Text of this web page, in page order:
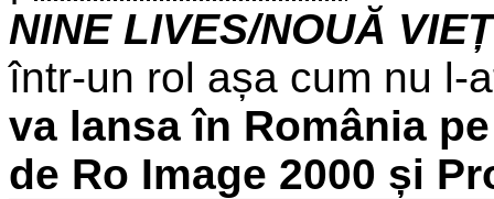
NINE LIVES/NOUĂ
într-un rol așa cum nu l-
va lansa în România
de Ro Image 2000 și